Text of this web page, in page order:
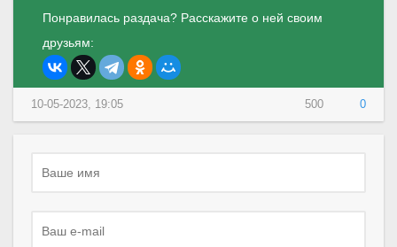
Понравилась раздача? Расскажите о ней своим
друзьям:
500 0
10-05-2023, 19:05